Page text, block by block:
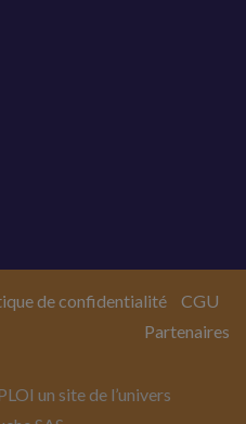
un site de l’univers
de confidentialité
CGU
Partenaires